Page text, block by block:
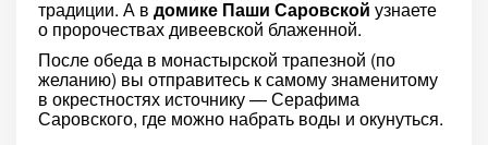
традиции. А в домике Паши Саровской узнаете
о пророчествах дивеевской блаженной.
После обеда в монастырской трапезной (по
желанию) вы отправитесь к самому знаменитому
в окрестностях источнику — Серафима
Саровского, где можно набрать воды и окунуться.